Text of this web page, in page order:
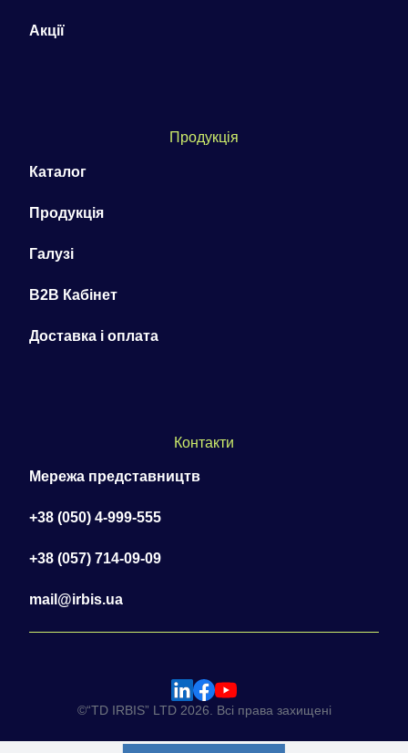
Акції
Продукція
Каталог
Продукція
Галузі
B2B Кабінет
Доставка і оплата
Контакти
Мережа представництв
+38 (050) 4-999-555
+38 (057) 714-09-09
mail@irbis.ua
©“TD IRBIS” LTD 2026. Всі права захищені